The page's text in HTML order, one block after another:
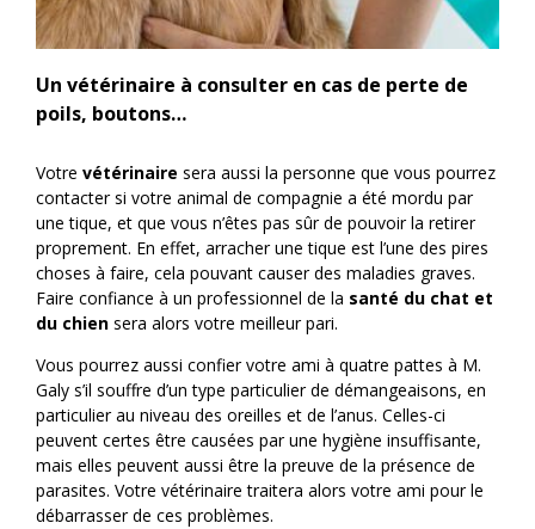
Un vétérinaire à consulter en cas de perte de
poils, boutons…
Votre vétérinaire sera aussi la personne que vous pourrez
contacter si votre animal de compagnie a été mordu par
une tique, et que vous n’êtes pas sûr de pouvoir la retirer
proprement. En effet, arracher une tique est l’une des pires
choses à faire, cela pouvant causer des maladies graves.
Faire confiance à un professionnel de la santé du chat et
du chiensera alors votre meilleur pari.
Vous pourrez aussi confier votre ami à quatre pattes à M.
Galy s’il souffre d’un type particulier de démangeaisons, en
particulier au niveau des oreilles et de l’anus. Celles-ci
peuvent certes être causées par une hygiène insuffisante,
mais elles peuvent aussi être la preuve de la présence de
parasites. Votre vétérinaire traitera alors votre ami pour le
débarrasser de ces problèmes.